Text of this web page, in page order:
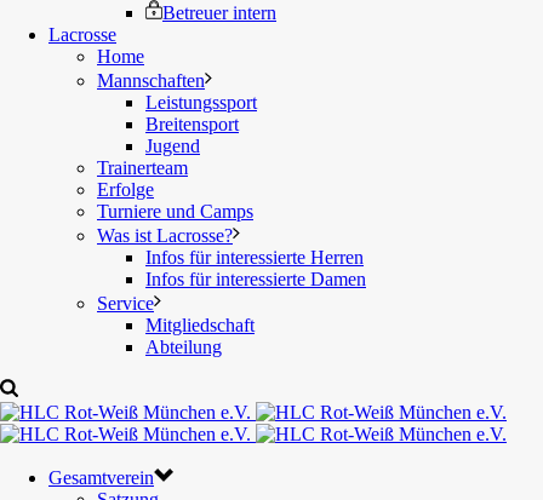
Betreuer intern
Lacrosse
Home
Mannschaften
Leistungssport
Breitensport
Jugend
Trainerteam
Erfolge
Turniere und Camps
Was ist Lacrosse?
Infos für interessierte Herren
Infos für interessierte Damen
Service
Mitgliedschaft
Abteilung
Gesamtverein